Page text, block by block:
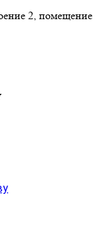
2, помещение